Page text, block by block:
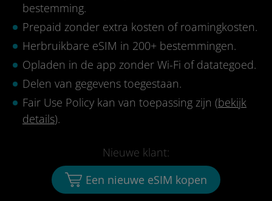
bestemming.
Prepaid zonder extra kosten of roamingkosten.
Herbruikbare eSIM in 200+ bestemmingen.
Opladen in de app zonder Wi-Fi of datategoed.
Delen van gegevens toegestaan.
Fair Use Policy kan van toepassing zijn (bekijk
details).
Nieuwe klant:
Een nieuwe eSIM kopen